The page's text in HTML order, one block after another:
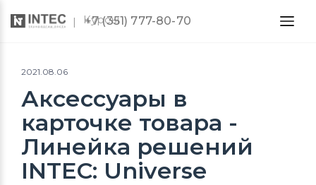
Курсы
+7 (351) 777-80-70
2021.08.06
Аксессуары в
карточке товара -
Линейка решений
INTEC: Universe